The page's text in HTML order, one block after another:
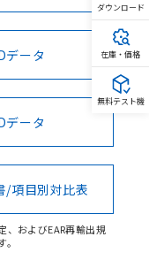
データ
データ
/項目別対比表
、およびEAR再輸出規
ダウンロード
在庫・価格
無料テスト機